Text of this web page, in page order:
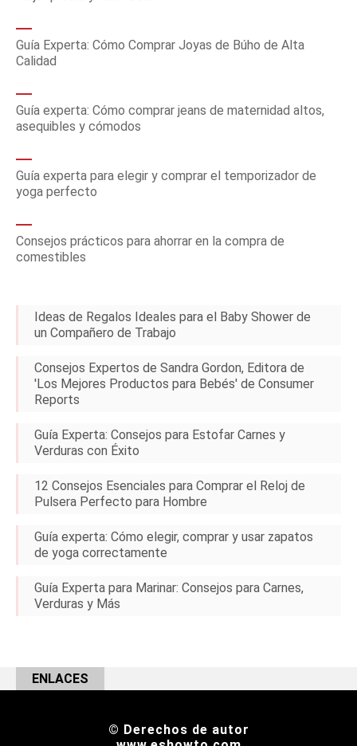
Guía Experta: Cómo Comprar Joyas de Búho de Alta
Calidad
Guía experta: Cómo comprar jeans de maternidad altos,
asequibles y cómodos
Guía experta para elegir y comprar el temporizador de
yoga perfecto
Consejos prácticos para ahorrar en la compra de
comestibles
Ideas de Regalos Ideales para el Baby Shower de
un Compañero de Trabajo
Consejos Expertos de Sandra Gordon, Editora de
'Los Mejores Productos para Bebés' de Consumer
Reports
Guía Experta: Consejos para Estofar Carnes y
Verduras con Éxito
12 Consejos Esenciales para Comprar el Reloj de
Pulsera Perfecto para Hombre
Guía experta: Cómo elegir, comprar y usar zapatos
de yoga correctamente
Guía Experta para Marinar: Consejos para Carnes,
Verduras y Más
ENLACES
© Derechos de autor